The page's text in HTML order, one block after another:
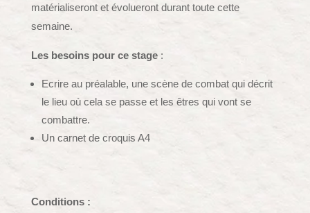
matérialiseront et évolueront durant toute cette
semaine.
Les besoins pour ce stage:
Ecrire au préalable, une scène de combat qui décrit
le lieu où cela se passe et les êtres qui vont se
combattre.
Un carnet de croquis A4
Conditions :